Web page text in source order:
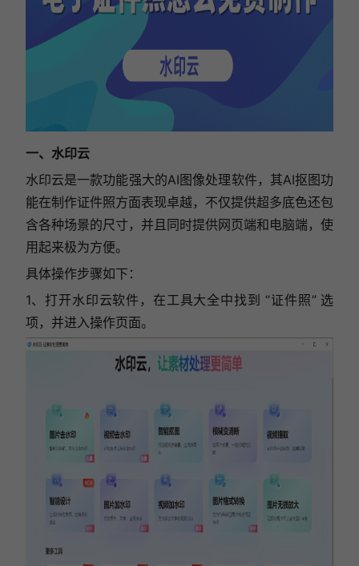
一、水印云
水印云是一款功能强大的AI图像处理软件，其AI抠图功
能在制作证件照方面表现卓越，不仅提供超多底色还包
含各种场景的尺寸，并且同时提供网页端和电脑端，使
用起来极为方便。
具体操作步骤如下：
1、打开水印云软件，在工具大全中找到 “证件照” 选
项，并进入操作页面。